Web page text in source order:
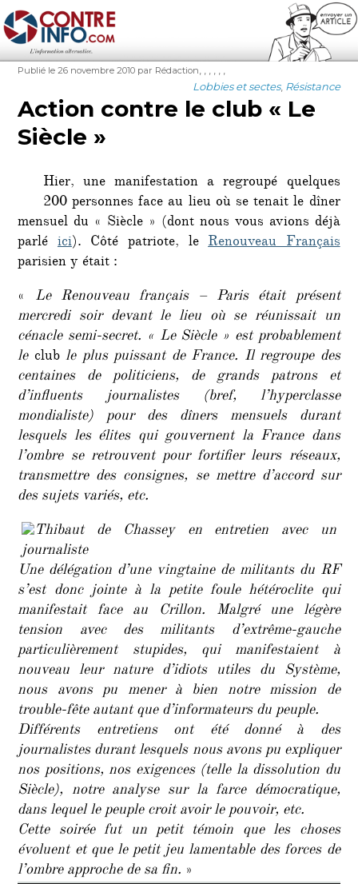
Contre-Info
Publié
Publié le 26 novembre 2010 Auteur
par Rédaction
Catégories
Lobbies et sectes, Résistance
Action contre le club « Le
Siècle »
Hier, une manifestation a regroupé quelques
200 personnes face au lieu où se tenait le dîner
mensuel du « Siècle » (dont nous vous avions déjà
parlé ici). Côté patriote, leRenouveau Français
parisien y était :
« Le Renouveau français – Paris était présent
mercredi soir devant le lieu où se réunissait un
cénacle semi-secret. « Le Siècle » est probablement
lecluble plus puissant de France. Il regroupe des
centaines de politiciens, de grands patrons et
d’influents journalistes (bref, l’hyperclasse
mondialiste) pour des dîners mensuels durant
lesquels les élites qui gouvernent la France dans
l’ombre se retrouvent pour fortifier leurs réseaux,
transmettre des consignes, se mettre d’accord sur
des sujets variés, etc.
Une délégation d’une vingtaine de militants du RF
s’est donc jointe à la petite foule hétéroclite qui
manifestait face au Crillon. Malgré une légère
tension avec des militants d’extrême-gauche
particulièrement stupides, qui manifestaient à
nouveau leur nature d’idiots utiles du Système,
nous avons pu mener à bien notre mission de
trouble-fête autant que d’informateurs du peuple.
Différents entretiens ont été donné à des
journalistes durant lesquels nous avons pu expliquer
nos positions, nos exigences (telle la dissolution du
Siècle), notre analyse sur la farce démocratique,
dans lequel le peuple croit avoir le pouvoir, etc.
Cette soirée fut un petit témoin que les choses
évoluent et que le petit jeu lamentable des forces de
l’ombre approche de sa fin. »